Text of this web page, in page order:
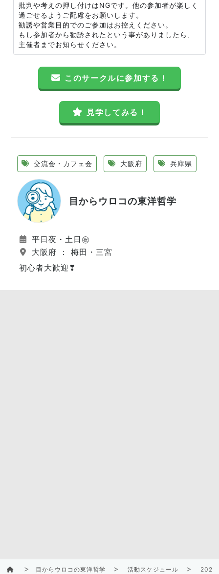
批判や考えの押し付けはNGです。他の参加者が楽しく
過ごせるようご配慮をお願いします。
勧誘や営業目的でのご参加はお控えください。
もし参加者から勧誘されたという事がありましたら、
主催者までお知らせください。
このサークルに参加する！
見学してみる！
交流会・カフェ会 大阪府 兵庫県
目からウロコの東洋哲学
平日夜・土日㊗
大阪府 ： 梅田・三宮
初心者大歓迎❣
目からウロコの東洋哲学 活動スケジュール